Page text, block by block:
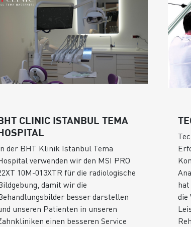
CLINIC ISTANBUL TEMA
der BHT Klinik Istanbul Tema
verwenden wir den MSI PRO
10M-013XTR für die radiologische
damit wir die
besser darstellen
unseren Patienten in unseren
einen besseren Service
die